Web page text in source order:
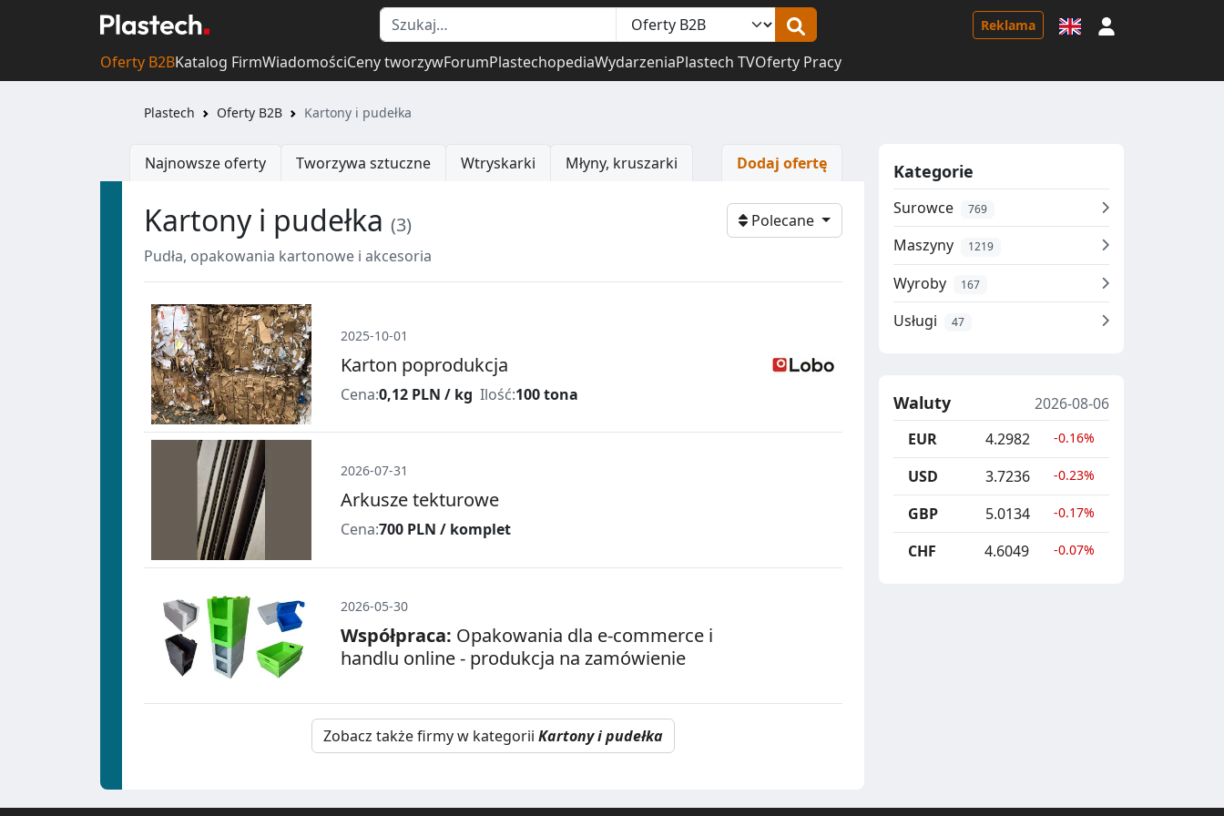
Reklama
Oferty B2BKatalog FirmWiadomościCeny tworzywForumPlastechopediaWydarzeniaPlastech TVOferty Pracy
Plastech Oferty B2B Kartony i pudełka
Najnowsze oferty Tworzywa sztuczne Wtryskarki Młyny, kruszarki Dodaj ofertę
Kartony i pudełka (3) Polecane
Obserwuj
Pudła, opakowania kartonowe i akcesoria
2025-10-01
Karton poprodukcja
Cena:0,12 PLN / kg Ilość:100 tona
2026-07-31
Arkusze tekturowe
Cena:700 PLN / komplet
2026-05-30
Współpraca: Opakowania dla e-commerce i
handlu online - produkcja na zamówienie
Zobacz także firmy w kategorii Kartony i pudełka
Kategorie
Surowce 769
Maszyny 1219
Wyroby 167
Usługi 47
Waluty
2026-08-06
EUR
4.2982 -0.16%
USD 3.7236 -0.23%
GBP 5.0134 -0.17%
CHF 4.6049 -0.07%